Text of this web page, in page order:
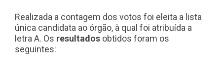
Realizada a contagem dos votos foi eleita a lista
única candidata ao órgão, à qual foi atribuída a
letra A. Os resultados obtidos foram os
seguintes: